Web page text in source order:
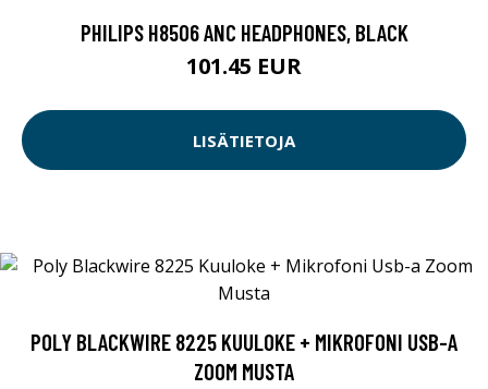
PHILIPS H8506 ANC HEADPHONES, BLACK
101.45 EUR
LISÄTIETOJA
POLY BLACKWIRE 8225 KUULOKE + MIKROFONI USB-A
ZOOM MUSTA